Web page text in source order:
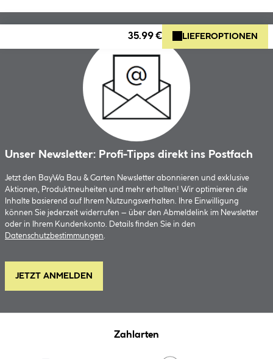
35.99 € LIEFEROPTIONEN
Unser Newsletter: Profi-Tipps direkt ins Postfach
Jetzt den BayWa Bau & Garten Newsletter abonnieren und exklusive
Aktionen, Produktneuheiten und mehr erhalten! Wir optimieren die
Inhalte basierend auf Ihrem Nutzungsverhalten. Ihre Einwilligung
können Sie jederzeit widerrufen – über den Abmeldelink im Newsletter
oder in Ihrem Kundenkonto. Details finden Sie in den
Datenschutzbestimmungen.
JETZT ANMELDEN
Zahlarten